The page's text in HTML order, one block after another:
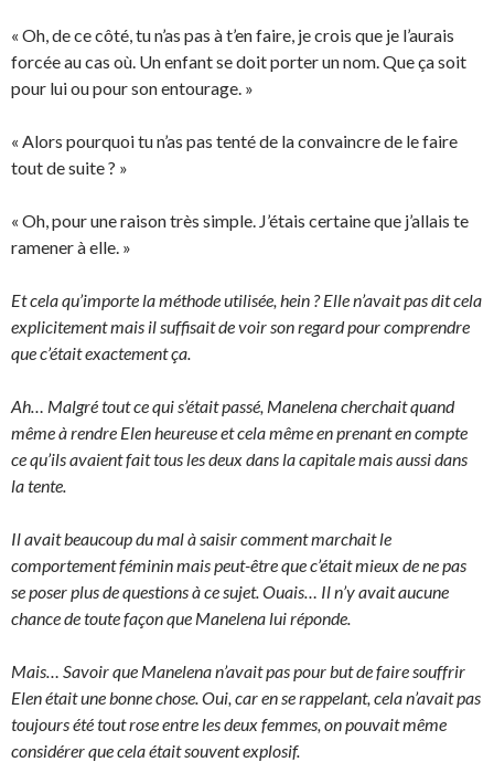
« Oh, de ce côté, tu n’as pas à t’en faire, je crois que je l’aurais
forcée au cas où. Un enfant se doit porter un nom. Que ça soit
pour lui ou pour son entourage. »
« Alors pourquoi tu n’as pas tenté de la convaincre de le faire
tout de suite ? »
« Oh, pour une raison très simple. J’étais certaine que j’allais te
ramener à elle. »
Et cela qu’importe la méthode utilisée, hein ? Elle n’avait pas dit cela
explicitement mais il suffisait de voir son regard pour comprendre
que c’était exactement ça.
Ah… Malgré tout ce qui s’était passé, Manelena cherchait quand
même à rendre Elen heureuse et cela même en prenant en compte
ce qu’ils avaient fait tous les deux dans la capitale mais aussi dans
la tente.
Il avait beaucoup du mal à saisir comment marchait le
comportement féminin mais peut-être que c’était mieux de ne pas
se poser plus de questions à ce sujet. Ouais… Il n’y avait aucune
chance de toute façon que Manelena lui réponde.
Mais… Savoir que Manelena n’avait pas pour but de faire souffrir
Elen était une bonne chose. Oui, car en se rappelant, cela n’avait pas
toujours été tout rose entre les deux femmes, on pouvait même
considérer que cela était souvent explosif.